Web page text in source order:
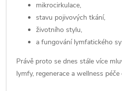
mikrocirkulace,
stavu pojivových tkání,
životního stylu,
a fungování lymfatického
Právě proto se dnes stále více
lymfy, regenerace a wellness péče